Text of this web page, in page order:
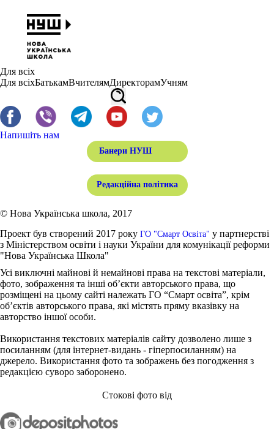
Для всіх
Для всіхБатькамВчителямДиректорамУчням
Напишіть нам
Банери НУШ
Редакційна політика
© Нова Українська школа, 2017
Проект був створений 2017 року ГО "Смарт Освіта" у партнерстві
з Міністерством освіти і науки України для комунікації реформи
"Нова Українська Школа"
Усі виключні майнові й немайнові права на текстові матеріали,
фото, зображення та інші об’єкти авторського права, що
розміщені на цьому сайті належать ГО “Смарт освіта”, крім
об’єктів авторського права, які містять пряму вказівку на
авторство іншої особи.
Використання текстових матеріалів сайту дозволено лише з
посиланням (для інтернет-видань - гіперпосиланням) на
джерело. Використання фото та зображень без погодження з
редакцією суворо заборонено.
Стокові фото від